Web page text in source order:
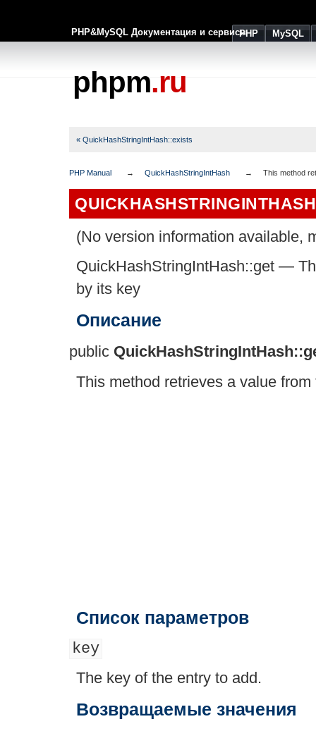
PHP&MySQL Документация и сервисыPHP MySQL
phpm.ru
« QuickHashStringIntHash::exists
PHP Manual QuickHashStringIntHash This method
(No version information available,
QuickHashStringIntHash::get —
by its key
Описание
public
This method retrieves a value
Список параметров
key
The key of the entry to add.
Возвращаемые значения